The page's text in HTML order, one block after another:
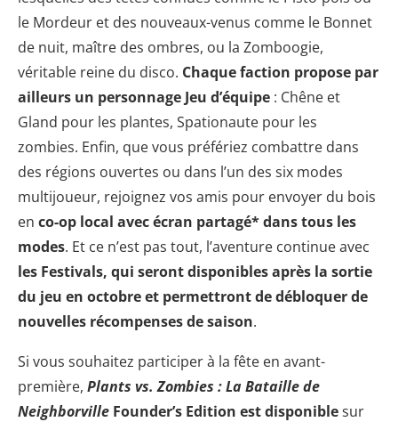
le Mordeur et des nouveaux-venus comme le Bonnet
de nuit, maître des ombres, ou la Zomboogie,
véritable reine du disco. Chaque faction propose par
ailleurs un personnage Jeu d’équipe : Chêne et
Gland pour les plantes, Spationaute pour les
zombies. Enfin, que vous préfériez combattre dans
des régions ouvertes ou dans l’un des six modes
multijoueur, rejoignez vos amis pour envoyer du bois
en co-op local avec écran partagé* dans tous les
modes. Et ce n’est pas tout, l’aventure continue avec
les Festivals, qui seront disponibles après la sortie
du jeu en octobre et permettront de débloquer de
nouvelles récompenses de saison.
Si vous souhaitez participer à la fête en avant-
première, Plants vs. Zombies : La Bataille de
Neighborville Founder’s Edition est disponiblesur